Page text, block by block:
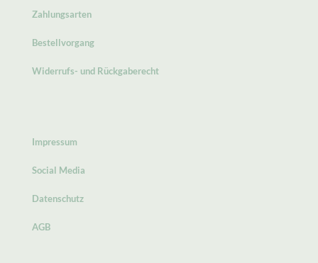
Zahlungsarten
Bestellvorgang
Widerrufs- und Rückgaberecht
Impressum
Social Media
Datenschutz
AGB